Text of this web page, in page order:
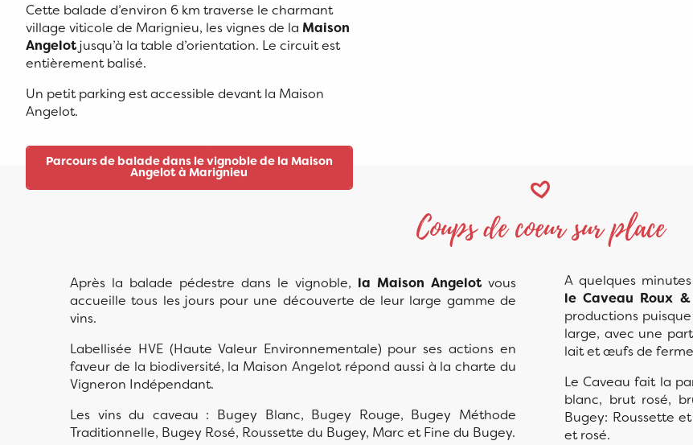
Cette balade d’environ 6 km traverse le charmant
village viticole de Marignieu, les vignes de la Maison
Angelotjusqu’à la table d’orientation. Le circuit est
entièrement balisé.
Un petit parking est accessible devant la Maison
Angelot.
Parcours de balade dans le vignoble de la Maison
Angelot à Marignieu
Coups de coeur sur place
Après la balade pédestre dans le vignoble, la Maison Angelot vous
accueille tous les jours pour une découverte de leur large gamme de
vins.
Labellisée HVE (Haute Valeur Environnementale) pour ses actions en
faveur de la biodiversité, la Maison Angelot répond aussi à la charte du
Vigneron Indépendant.
Les vins du caveau : Bugey Blanc, Bugey Rouge, Bugey Méthode
Traditionnelle, Bugey Rosé, Roussette du Bugey, Marc et Fine du Bugey.
A quelques
le Caveau Roux
productions
large, avec une
lait et œufs de
Le Caveau fait la
blanc, brut rosé,
Bugey: Roussette
et rosé.